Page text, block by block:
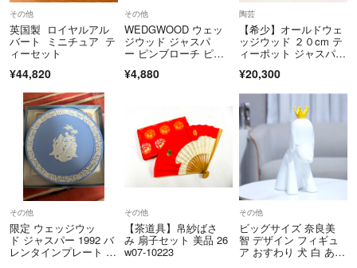
https://fril.jp/ts/official/law/a078/#return_policy
その他
英国製 ロイヤルアル
バート ミニチュア テ
ィーセット
¥44,820
その他
WEDGWOOD ウェッ
ジウッド ジャスパ
ー ピンブローチ ピン
ー ライトブルー系×ゴ
¥4,880
陶芸
【希少】オールドウェ
ッジウッド ２０cm テ
ィーポット ジャスパー
¥20,300
その他
限定 ウェッジウッ
ド ジャスパー 1992 バ
レンタインプレート 箱
その他
【茶道具】帛紗ばさ
み 扇子セット 美品 26
w07-10223
その他
ビッグサイズ 奈良美
智 デザイン フィギュ
ア おすわり 犬 白 あお